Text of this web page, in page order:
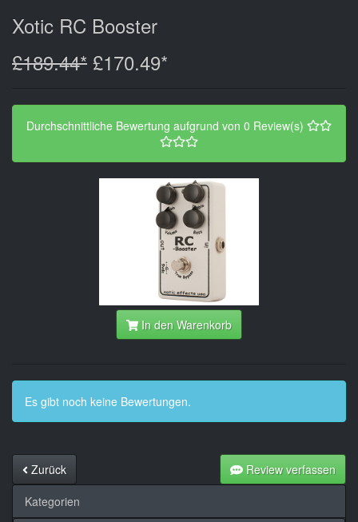
Xotic RC Booster
£189.44* £170.49*
Durchschnittliche Bewertung aufgrund von 0 Review(s)
In den Warenkorb
Es gibt noch keine Bewertungen.
Zurück
Review verfassen
Kategorien